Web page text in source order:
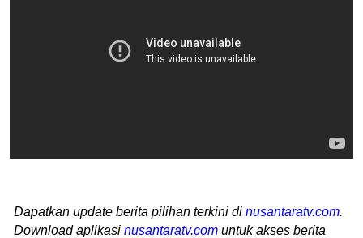
Dapatkan update berita pilihan terkini di nusantaratv.com.
Download aplikasi nusantaratv.com untuk akses berita